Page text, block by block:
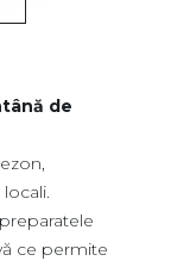
de
ce permite